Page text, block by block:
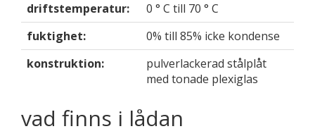
driftstemperatur:
0 ° C till 70 ° C
fuktighet:
0% till 85% icke kondense
konstruktion:
pulverlackerad stålplåt
med tonade plexiglas
vad finns i lådan